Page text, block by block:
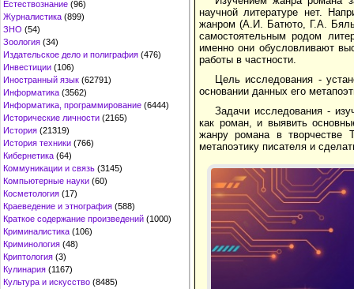
Естествознание (96)
Журналистика (899)
ЗНО (54)
Зоология (34)
Издательское дело и полиграфия (476)
Инвестиции (106)
Иностранный язык (62791)
Информатика (3562)
Информатика, программирование (6444)
Исторические личности (2165)
История (21319)
История техники (766)
Кибернетика (64)
Коммуникации и связь (3145)
Компьютерные науки (60)
Косметология (17)
Краеведение и этнография (588)
Краткое содержание произведений (1000)
Криминалистика (106)
Криминология (48)
Криптология (3)
Кулинария (1167)
Культура и искусство (8485)
научной литературе нет.
жанром (А.И. Батюто, Г.А.
самостоятельным родом
именно они обусловливают
работы в частности.
Цель исследования -
основании данных его
Задачи исследования -
как роман, и выявить
жанру романа в творчестве
метапоэтику писателя и